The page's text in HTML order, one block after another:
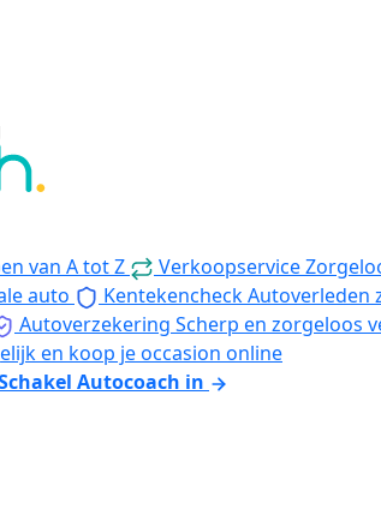
van A tot Z Verkoopservice
auto KentekencheckAutoverleden
Autoverzekering Scherp en zorgeloos
en koop je occasion online
Autocoach in